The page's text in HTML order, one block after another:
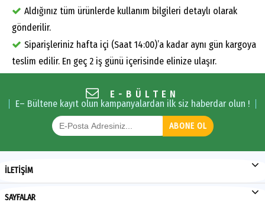
Aldığınız tüm ürünlerde kullanım bilgileri detaylı olarak
gönderilir.
Siparişleriniz hafta içi (Saat 14:00)’a kadar aynı gün kargoya
teslim edilir. En geç 2 iş günü içerisinde elinize ulaşır.
E-BÜLTEN
E– Bültene kayıt olun kampanyalardan ilk siz haberdar olun !
ABONE OL
İLETİŞİM
SAYFALAR